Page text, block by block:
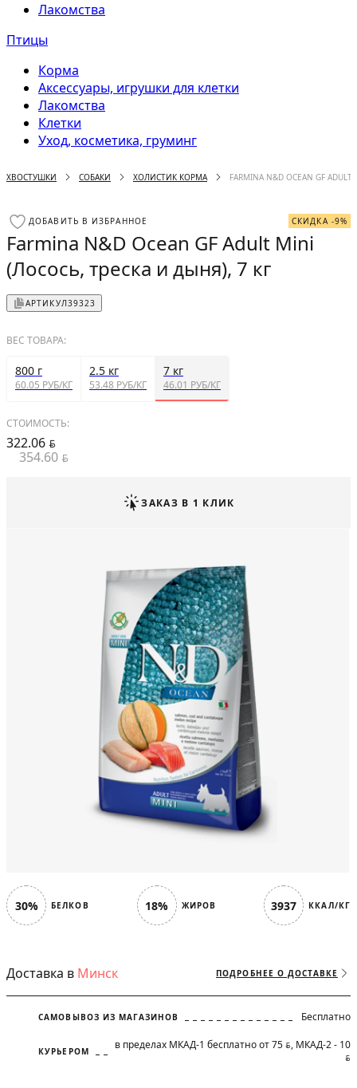
Лакомства
Птицы
Корма
Аксессуары, игрушки для клетки
Лакомства
Клетки
Уход, косметика, груминг
ХВОСТУШКИ СОБАКИ ХОЛИСТИК КОРМА FARMINA N&D OCEAN GF
30% БЕЛКОВ 18% ЖИРОВ 3937 ККАЛ/КГ
Доставка в Минск ПОДРОБНЕЕ О ДОСТАВКЕ
САМОВЫВОЗ ИЗ МАГАЗИНОВ Бесплатно
КУРЬЕРОМ в пределах МКАД-1 бесплатно от 75 BYN, МКАД-2 - 10
BYN
ДОБАВИТЬ В ИЗБРАННОЕ СКИДКА -9%
Farmina N&D Ocean GF Adult Mini
(Лосось, треска и дыня), 7 кг
АРТИКУЛ39323
ВЕС ТОВАРА:
800 г
60.05 РУБ/КГ
2.5 кг
53.48 РУБ/КГ
7 кг
46.01 РУБ/КГ
СТОИМОСТЬ:
322.06 BYN
354.60 BYN
ЗАКАЗ В 1 КЛИК